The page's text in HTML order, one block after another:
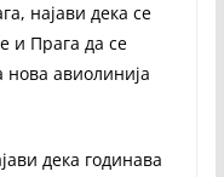
најави дека се
и Прага да се
нова авиолинија
дека годинава